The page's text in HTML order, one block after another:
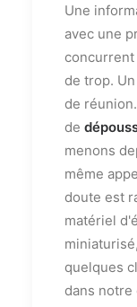
Une
avec une
de trop.
de
de
menons
même
doute est
matériel
quelques
dans